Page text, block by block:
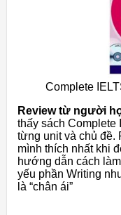
Complete
Review từ người
thấy sách Complete
từng unit và chủ đề.
mình thích nhất khi
hướng dẫn cách
yếu phần Writing
là “chân ái”